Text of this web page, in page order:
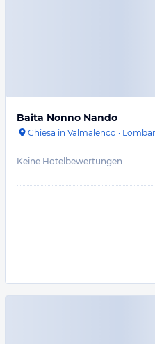
Baita Nonno Nando
Chiesa in Valmalenco ·
Keine Hotelbewertungen